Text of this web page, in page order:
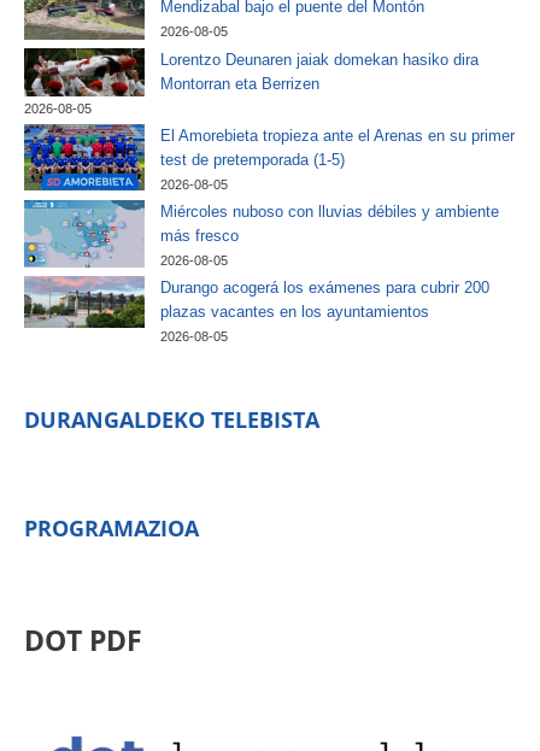
Mendizabal bajo el puente del Montón
2026-08-05
Lorentzo Deunaren jaiak domekan hasiko dira
Montorran eta Berrizen
2026-08-05
El Amorebieta tropieza ante el Arenas en su primer
test de pretemporada (1-5)
2026-08-05
Miércoles nuboso con lluvias débiles y ambiente
más fresco
2026-08-05
Durango acogerá los exámenes para cubrir 200
plazas vacantes en los ayuntamientos
2026-08-05
DURANGALDEKO TELEBISTA
PROGRAMAZIOA
DOT PDF